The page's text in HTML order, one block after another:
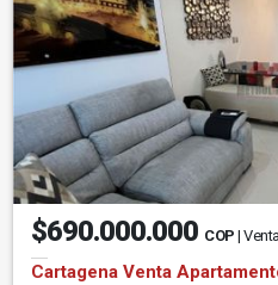
$690.000.000 COP | Venta
Cartagena Venta